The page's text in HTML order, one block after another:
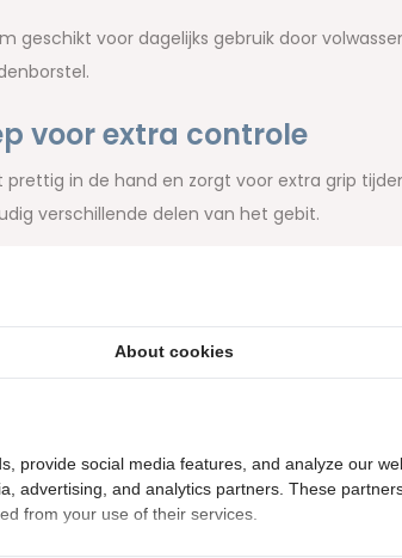
geschikt voor dagelijks gebruik door
voor extra controle
in de hand en zorgt voor extra grip
verschillende delen van het gebit.
wordt geleverd in een verpakking
Daarmee kies je niet alleen voor
About cookies
provide social media features, and analyze our
advertising, and analytics partners. These
from your use of their services.